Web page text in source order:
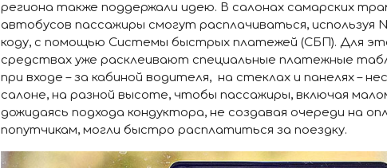
региона также поддержали идею. В салонах самарских
автобусов пассажиры смогут расплачиваться, используя
коду, с помощью Системы быстрых платежей (СБП). Для
средствах уже расклеивают специальные платежные
при входе – за кабиной водителя, на стеклах и панелях –
салоне, на разной высоте, чтобы пассажиры, включая
дожидаясь подхода кондуктора, не создавая очереди на
попутчикам, могли быстро расплатиться за поездку.